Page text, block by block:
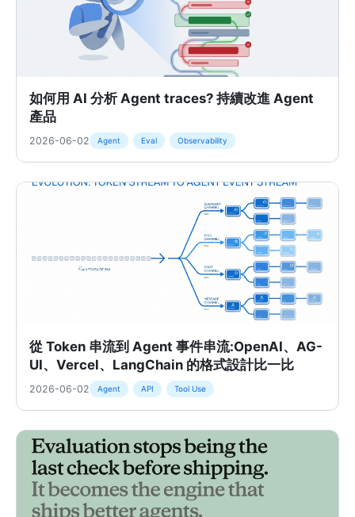
如何用 AI 分析 Agent traces? 持續改進 Agent
產品
2026-06-02 Agent Eval Observability
從 Token 串流到 Agent 事件串流:OpenAI、AG-
UI、Vercel、LangChain 的格式設計比一比
2026-06-02 Agent API Tool Use